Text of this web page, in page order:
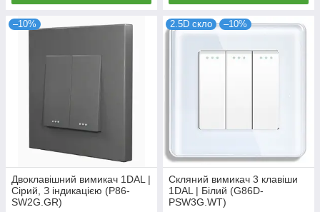
–10%
Двоклавішний вимикач 1DAL |
Сірий, З індикацією (P86-
SW2G.GR)
2.5D скло –10%
Скляний вимикач 3 клавіши
1DAL | Білий (G86D-
PSW3G.WT)